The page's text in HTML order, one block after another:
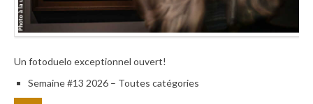
Un fotoduelo exceptionnel ouvert!
Semaine #13 2026 – Toutes catégories